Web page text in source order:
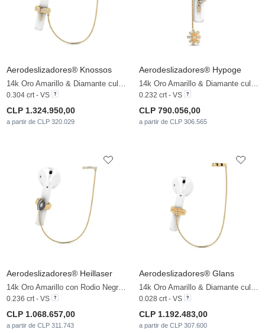
Aerodeslizadores® Knossos
14k Oro Amarillo & Diamante cultivado en laboratorio
0.304 crt - VS
CLP 1.324.950,00
a partir de CLP 320.029
Aerodeslizadores® Hypoge
14k Oro Amarillo & Diamante cultivado en laboratorio
0.232 crt - VS
CLP 790.056,00
a partir de CLP 306.565
Aerodeslizadores® Heillaser
14k Oro Amarillo con Rodio Negro & Diamante cultivado en laboratorio
0.236 crt - VS
CLP 1.068.657,00
a partir de CLP 311.743
Aerodeslizadores® Glans
14k Oro Amarillo & Diamante cultivado en laboratorio
0.028 crt - VS
CLP 1.192.483,00
a partir de CLP 307.600